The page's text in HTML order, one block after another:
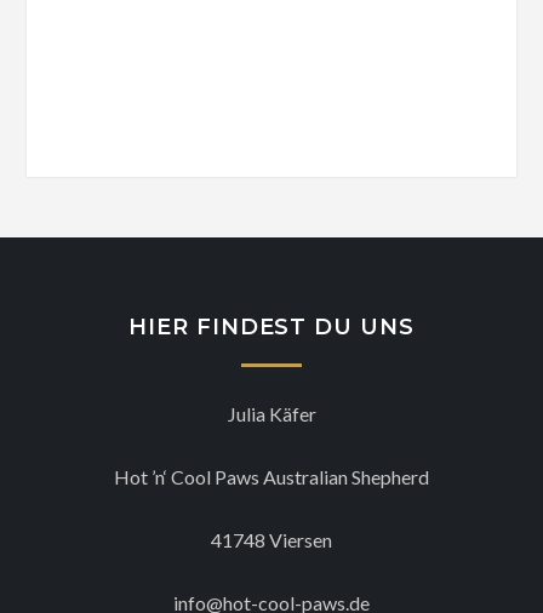
HIER FINDEST DU UNS
Julia Käfer
Hot ’n‘ Cool Paws Australian Shepherd
41748 Viersen
info@hot-cool-paws.de